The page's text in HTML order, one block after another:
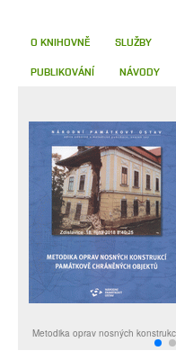
O KNIHOVNĚ SLUŽBY
PUBLIKOVÁNÍ NÁVODY